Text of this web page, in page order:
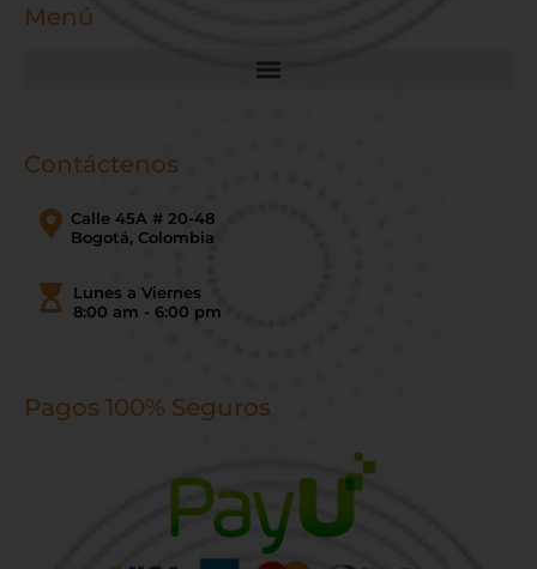
Menú
Contáctenos
Calle 45A # 20-48
Bogotá, Colombia
Lunes a Viernes
8:00 am - 6:00 pm
Pagos 100% Seguros